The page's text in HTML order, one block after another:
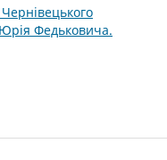
Юрія Федьковича.